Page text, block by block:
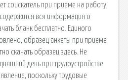
соискатель при приеме на работу,
вся информация о
бланк бесплатно. Единого
образец анкеты при приеме
скачать образец здесь. Не
день при трудоустройстве
поскольку трудовые